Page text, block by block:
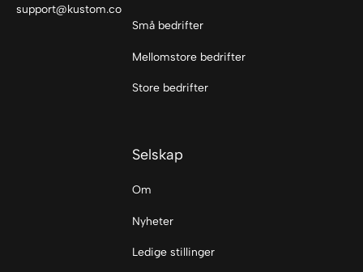
support@kustom.co
Små bedrifter
Mellomstore bedrifter
Store bedrifter
Selskap
Om
Nyheter
Ledige stillinger